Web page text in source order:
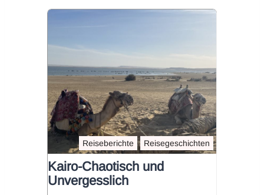
Reiseberichte Reisegeschichten
Kairo-Chaotisch und
Unvergesslich